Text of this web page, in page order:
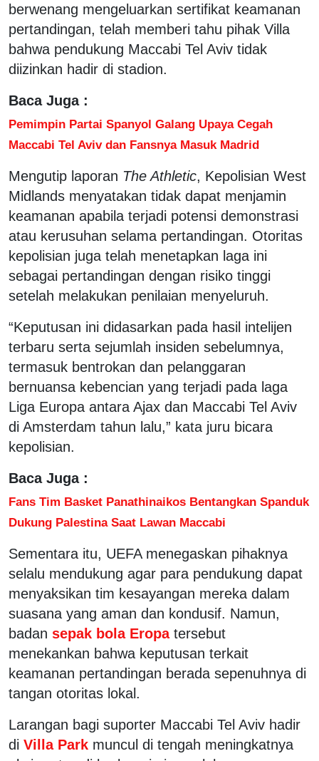
berwenang mengeluarkan sertifikat keamanan
pertandingan, telah memberi tahu pihak Villa
bahwa pendukung Maccabi Tel Aviv tidak
diizinkan hadir di stadion.
Baca Juga :
Pemimpin Partai Spanyol Galang Upaya Cegah
Maccabi Tel Aviv dan Fansnya Masuk Madrid
Mengutip laporan The Athletic, Kepolisian West
Midlands menyatakan tidak dapat menjamin
keamanan apabila terjadi potensi demonstrasi
atau kerusuhan selama pertandingan. Otoritas
kepolisian juga telah menetapkan laga ini
sebagai pertandingan dengan risiko tinggi
setelah melakukan penilaian menyeluruh.
“Keputusan ini didasarkan pada hasil intelijen
terbaru serta sejumlah insiden sebelumnya,
termasuk bentrokan dan pelanggaran
bernuansa kebencian yang terjadi pada laga
Liga Europa antara Ajax dan Maccabi Tel Aviv
di Amsterdam tahun lalu,” kata juru bicara
kepolisian.
Baca Juga :
Fans Tim Basket Panathinaikos Bentangkan Spanduk
Dukung Palestina Saat Lawan Maccabi
Sementara itu, UEFA menegaskan pihaknya
selalu mendukung agar para pendukung dapat
menyaksikan tim kesayangan mereka dalam
suasana yang aman dan kondusif. Namun,
badan sepak bola Eropa tersebut
menekankan bahwa keputusan terkait
keamanan pertandingan berada sepenuhnya di
tangan otoritas lokal.
Larangan bagi suporter Maccabi Tel Aviv hadir
di Villa Park muncul di tengah meningkatnya